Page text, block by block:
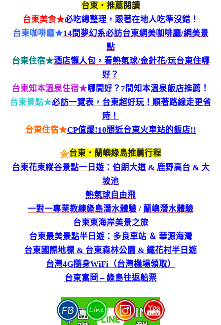
台東‧推薦閱讀
台東美食★必吃總整理，跟著在地人吃準沒錯！
台東咖啡廳★14間夢幻系必訪台東網美咖啡廳/網美景
點
台東住宿★酒店懶人包，看熱氣球/金針花/玩台東住哪
好？
台東知本溫泉住宿★哪間好？7間知本溫泉飯店推薦！
台東景點★必訪一覽表，台東超好玩！順著路線走更省
時！
台東住宿★CP值爆!10間近台東火車站的飯店!!
台東‧蘭嶼綠島推薦行程
台東花東縱谷景點一日遊：伯朗大道 & 鹿野高台 & 大
坡池
熱氣球自由飛
一對一專業教練綠島潛水體驗 / 蘭嶼潛水體驗
台東東海岸美景之旅
台東最美景點半日遊：多良車站 ＆ 華源海灣
台東國際地標 & 台東森林公園 & 鐵花村半日遊
台灣4G隨身WiFi（台灣機場領取）
台東富岡 – 綠島往返船票